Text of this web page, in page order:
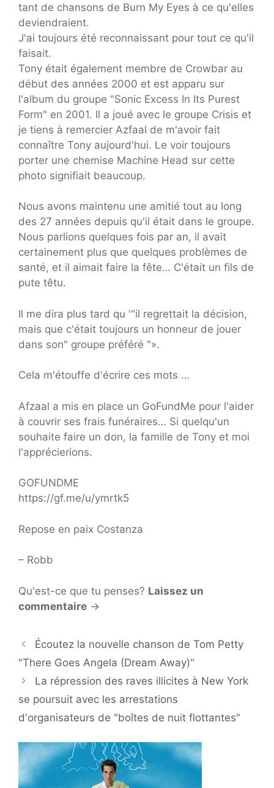
tant de chansons de Burn My Eyes à ce qu'elles
deviendraient.
J'ai toujours été reconnaissant pour tout ce qu'il
faisait.
Tony était également membre de Crowbar au
début des années 2000 et est apparu sur
l'album du groupe "Sonic Excess In Its Purest
Form" en 2001. Il a joué avec le groupe Crisis et
je tiens à remercier Azfaal de m'avoir fait
connaître Tony aujourd'hui. Le voir toujours
porter une chemise Machine Head sur cette
photo signifiait beaucoup.
Nous avons maintenu une amitié tout au long
des 27 années depuis qu'il était dans le groupe.
Nous parlions quelques fois par an, il avait
certainement plus que quelques problèmes de
santé, et il aimait faire la fête… C'était un fils de
pute têtu.
Il me dira plus tard qu '"il regrettait la décision,
mais que c'était toujours un honneur de jouer
dans son" groupe préféré "».
Cela m'étouffe d'écrire ces mots …
Afzaal a mis en place un GoFundMe pour l'aider
à couvrir ses frais funéraires… Si quelqu'un
souhaite faire un don, la famille de Tony et moi
l'apprécierions.
GOFUNDME
https://gf.me/u/ymrtk5
Repose en paix Costanza
– Robb
Qu'est-ce que tu penses? Laissez un
commentaire →
Écoutez la nouvelle chanson de Tom Petty
"There Goes Angela (Dream Away)"
La répression des raves illicites à New York
se poursuit avec les arrestations
d'organisateurs de "boîtes de nuit flottantes"